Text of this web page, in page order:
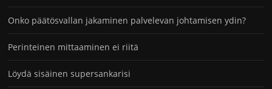
Onko päätösvallan jakaminen palvelevan johtamisen ydin?
Perinteinen mittaaminen ei riitä
Löydä sisäinen supersankarisi